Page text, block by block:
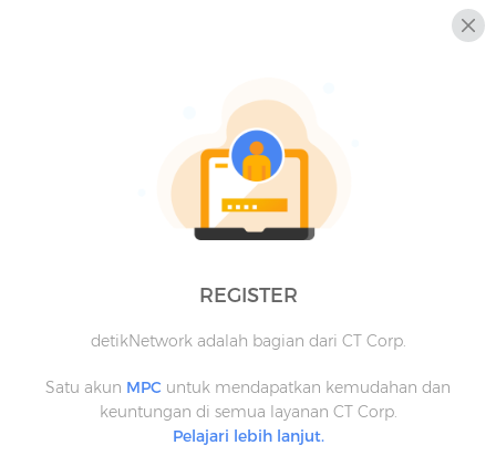
REGISTER
detikNetwork adalah bagian dari CT Corp.
Satu akun MPC untuk mendapatkan kemudahan dan
keuntungan di semua layanan CT Corp.
Pelajari lebih lanjut.